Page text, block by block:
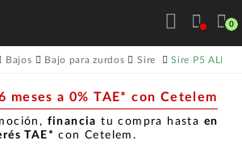
0
Bajos Bajo para zurdos Sire Sire P5
meses a 0% TAE* con Cetelem
financia tu compra hasta en
TAE* con Cetelem.